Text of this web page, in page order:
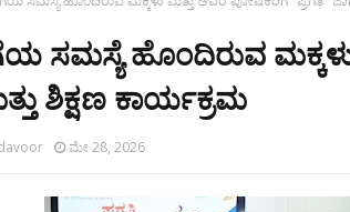
ಸಮಸ್ಯೆ ಹೊಂದಿರುವ
ಶಿಕ್ಷಣ ಕಾರ್ಯಕ್ರಮ
ಮೇ 28, 2026